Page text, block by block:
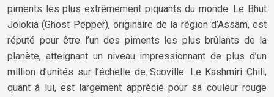
piments les plus extrêmement piquants du monde. Le Bhut
Jolokia (Ghost Pepper), originaire de la région d’Assam, est
réputé pour être l’un des piments les plus brûlants de la
planète, atteignant un niveau impressionnant de plus d’un
million d’unités sur l’échelle de Scoville. Le Kashmiri Chili,
quant à lui, est largement apprécié pour sa couleur rouge